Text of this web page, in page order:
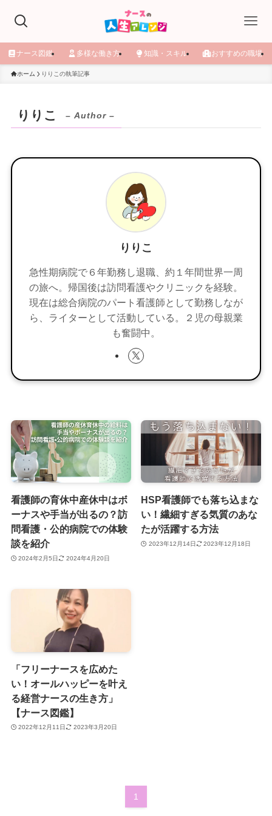
ナース図鑑 多様な働き方 知識・スキル おすすめの職場
ホーム りりこの執筆記事
りりこ – Author –
りりこ
急性期病院で６年勤務し退職、約１年間世界一周
の旅へ。帰国後は訪問看護やクリニックを経験。
現在は総合病院のパート看護師として勤務しなが
ら、ライターとして活動している。２児の母親業
も奮闘中。
看護師の育休中産休中はボ
ーナスや手当が出るの？訪
問看護・公的病院での体験
談を紹介
2024年2月5日 2024年4月20日
HSP看護師でも落ち込まな
い！繊細すぎる気質のあな
たが活躍する方法
2023年12月14日 2023年12月18日
「フリーナースを広めた
い！オールハッピーを叶え
る経営ナースの生き方」
【ナース図鑑】
2022年12月11日 2023年3月20日
1